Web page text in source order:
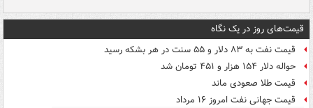
قیمت‌های روز در یک نگاه
قیمت نفت به ۸۳ دلار و ۵۵ سنت در هر بشکه رسید
حواله دلار ۱۵۴ هزار و ۴۵۱ تومان شد
قیمت طلا صعودی ماند
قیمت جهانی نفت امروز ۱۶ مرداد